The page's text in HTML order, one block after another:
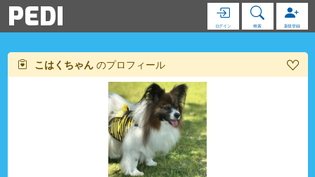
PEDI ログイン 検索 新規登録
こはくちゃん のプロフィール